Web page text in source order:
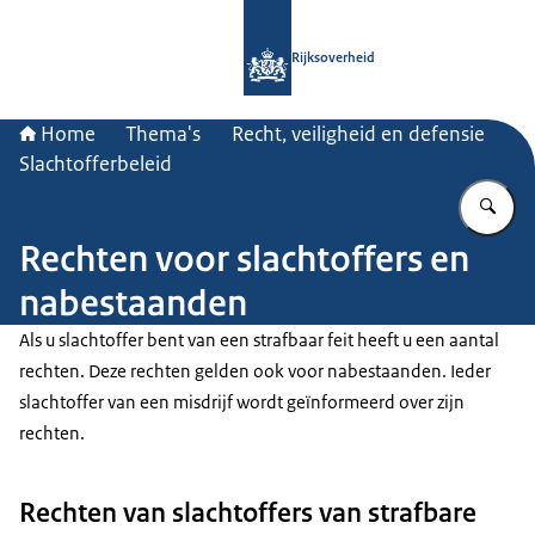
Rijksoverheid
Home Thema's
Recht, veiligheid en defensie
Slachtofferbeleid
Rechten voor slachtoffers en
nabestaanden
Als u slachtoffer bent van een strafbaar feit heeft u een aantal
rechten. Deze rechten gelden ook voor nabestaanden. Ieder
slachtoffer van een misdrijf wordt geïnformeerd over zijn
rechten.
Rechten van slachtoffers van strafbare